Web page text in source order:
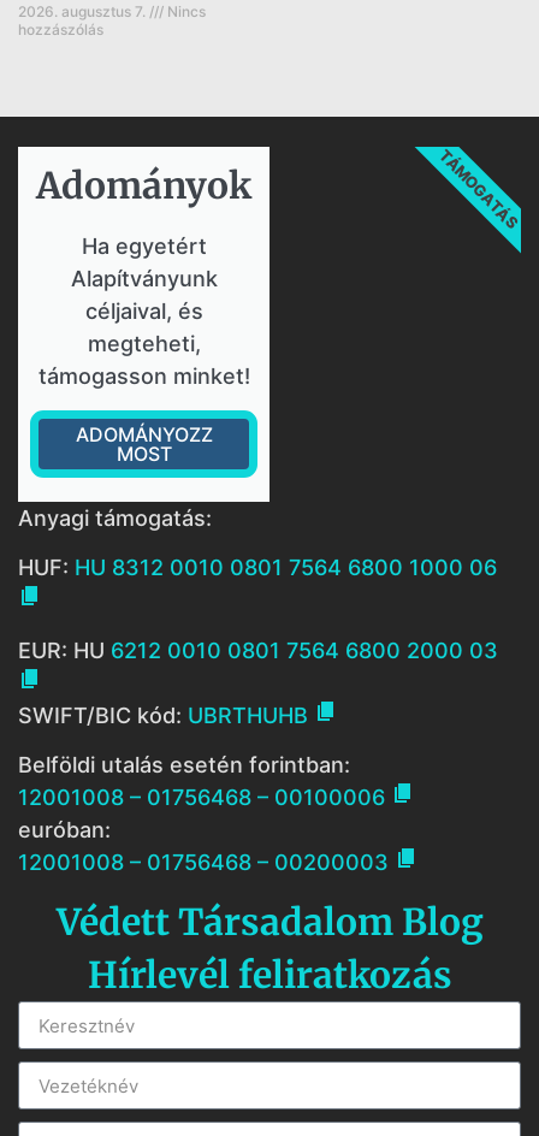
2026. augusztus 7.
Nincs
hozzászólás
Adományok​
Ha egyetért
Alapítványunk
céljaival, és
megteheti,
támogasson minket!
ADOMÁNYOZZ
MOST
TÁMOGATÁS
Anyagi támogatás:
HUF: HU 8312 0010 0801 7564 6800 1000 06

EUR: HU 6212 0010 0801 7564 6800 2000 03

SWIFT/BIC kód: UBRTHUHB 
Belföldi utalás esetén forintban:
12001008 – 01756468 – 00100006 
euróban:
12001008 – 01756468 – 00200003 
Védett Társadalom Blog
Hírlevél feliratkozás